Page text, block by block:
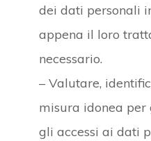
dei dati personali
appena il loro
necessario.
– Valutare,
misura idonea
gli accessi ai dati